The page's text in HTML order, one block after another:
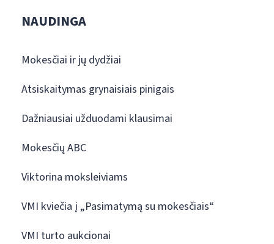
NAUDINGA
Mokesčiai ir jų dydžiai
Atsiskaitymas grynaisiais pinigais
Dažniausiai užduodami klausimai
Mokesčių ABC
Viktorina moksleiviams
VMI kviečia į „Pasimatymą su mokesčiais“
VMI turto aukcionai